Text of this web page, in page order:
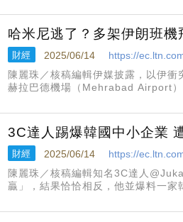
哈米尼逃了？多架伊朗班機
財經 2025/06/14
https://
陳麗珠／核稿編輯伊媒披露，以伊
赫拉巴德機場（Mehrabad Airport
3C達人踢爆韓國中小企業
財經 2025/06/14
https://
陳麗珠／核稿編輯知名3C達人
贏」，結果恰恰相反，他並爆料一家
時，華為試圖